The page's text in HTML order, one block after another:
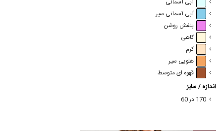
آبی آسمانی
آبی آسمانی سیر
بنفش روشن
کاهی
کرم
هلویی سیر
قهوه ای متوسط
اندازه / سایز
170 در 60